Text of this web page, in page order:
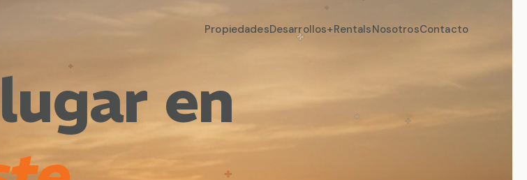
PropiedadesDesarrollos+RentalsNosotrosContacto
en